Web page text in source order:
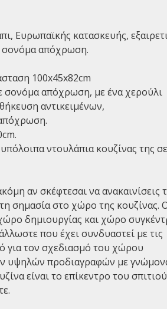
Ευρωπαϊκής κατασκευής,
σονόμα απόχρωση.
100x45x82cm
σονόμα απόχρωση, με ένα χερούλι
αντικειμένων,
ντουλάπια κουζίνας της
αν σκέφτεσαι να ανακαινίσεις
σημασία στο χώρο της κουζίνας.
δημιουργίας και χώρο
που έχει συνδυαστεί με τις
για τον σχεδιασμό του χώρου
υψηλών προδιαγραφών με
είναι το επίκεντρο του